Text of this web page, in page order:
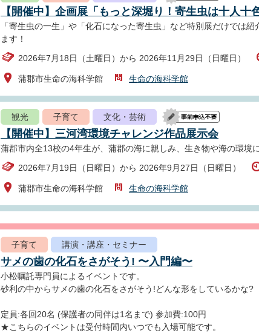
【開催中】企画展「もっと深堀り！寄生虫は十人十
「寄生虫の一生」や「化石になった寄生虫」など特別展だけでは
ます！
2026年7月18日（土曜日）から 2026年11月29日（日曜日）
蒲郡市生命の海科学館 生命の海科学館
観光 子育て 文化・芸術
【開催中】三河湾環境チャレンジ作品展示会
蒲郡市内全13校の4年生が、蒲郡の海に親しみ、生き物や海の環境
2026年7月19日（日曜日）から 2026年9月27日（日曜日）
蒲郡市生命の海科学館 生命の海科学館
子育て 講演・講座・セミナー
サメの歯の化石をさがそう! 〜入門編〜
小松嘱託専門員によるイベントです。
砂利の中からサメの歯の化石をさがそう!どんな形をしているかな?
定員:各回20名 (保護者の同伴は1名まで) 参加費:100円
★こちらのイベントは受付時間内いつでも入場可能です。